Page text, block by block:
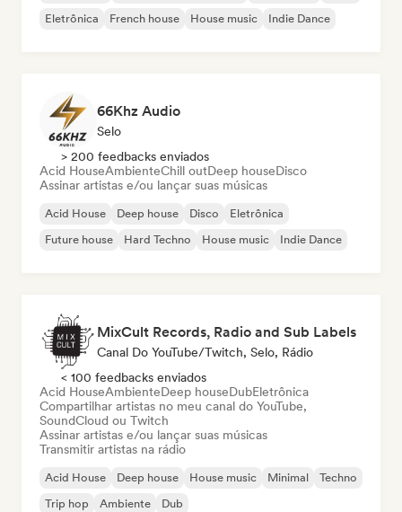
Eletrônica
French house House music Indie Dance
66Khz Audio
Selo
> 200 feedbacks enviados
Acid HouseAmbienteChill outDeep houseDisco
Assinar artistas e/ou lançar suas músicas
Acid House Deep house Disco
Eletrônica
Future house
Hard Techno House music Indie Dance
MixCult Records, Radio and Sub Labels
Canal Do YouTube/Twitch, Selo, Rádio
< 100 feedbacks enviados
Acid HouseAmbienteDeep houseDubEletrônica
Compartilhar artistas no meu canal do YouTube,
SoundCloud ou Twitch
Assinar artistas e/ou lançar suas músicas
Transmitir artistas na rádio
Acid House Deep house House music Minimal
Techno
Trip hop
Ambiente Dub